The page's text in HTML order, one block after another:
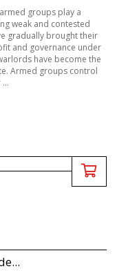
groups play a
weak and contested
gradually brought their
and governance under
have become the
Armed groups control